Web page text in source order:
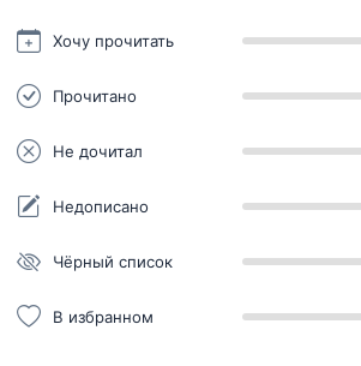
Хочу прочитать
Прочитано
Не дочитал
Недописано
Чёрный список
В избранном